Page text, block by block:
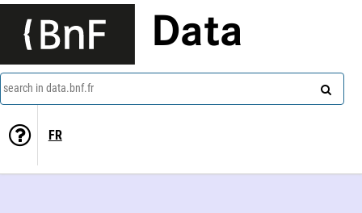
Data
search in data.bnf.fr
FR